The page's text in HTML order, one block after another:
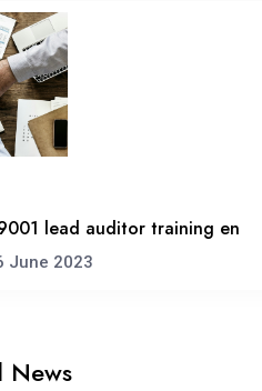
lead auditor training en
June 2023
News